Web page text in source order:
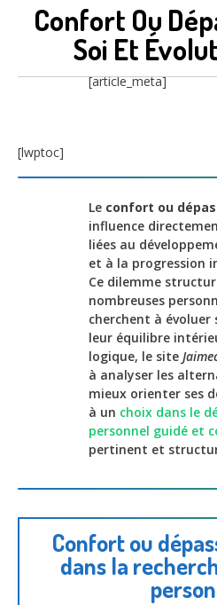
Confort Ou
Soi Et
[article_meta]
[lwptoc]
Le confort ou
influence
liées au
et à la progression
Ce dilemme
nombreuses
cherchent à évoluer
leur équilibre
logique, le site
à analyser les
mieux orienter ses
à un choix dans le
personnel guidé et
pertinent et
Confort ou
dans la